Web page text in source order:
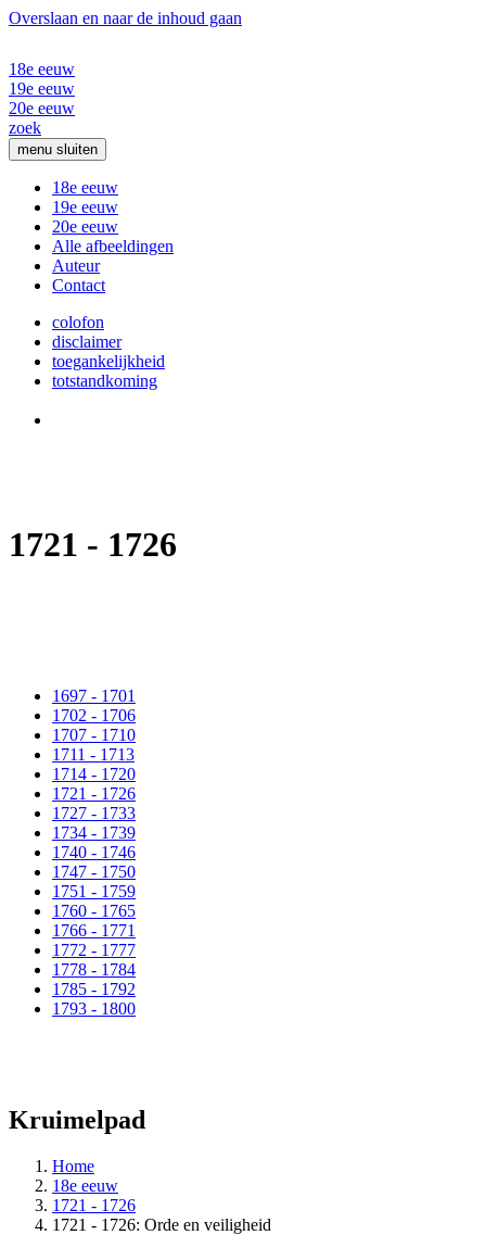
Overslaan en naar de inhoud gaan
18e eeuw
19e eeuw
20e eeuw
zoek
menu sluiten
18e eeuw
19e eeuw
20e eeuw
Alle afbeeldingen
Auteur
Contact
colofon
disclaimer
toegankelijkheid
totstandkoming
1721 - 1726
1697 - 1701
1702 - 1706
1707 - 1710
1711 - 1713
1714 - 1720
1721 - 1726
1727 - 1733
1734 - 1739
1740 - 1746
1747 - 1750
1751 - 1759
1760 - 1765
1766 - 1771
1772 - 1777
1778 - 1784
1785 - 1792
1793 - 1800
Kruimelpad
Home
18e eeuw
1721 - 1726
1721 - 1726: Orde en veiligheid